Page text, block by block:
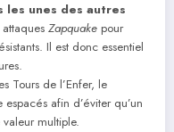
les unes des autres
Zapquake pour
Il est donc essentiel
Tours de l’Enfer, le
afin d’éviter qu’un
multiple.